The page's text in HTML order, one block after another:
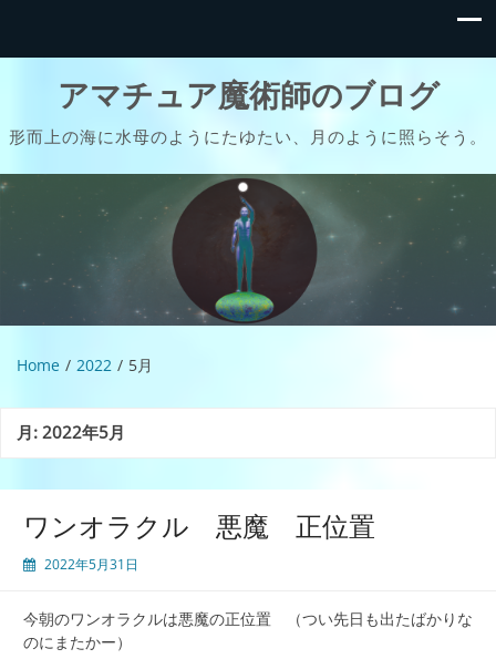
アマチュア魔術師のブログ
形而上の海に水母のようにたゆたい、月のように照らそう。
Home 2022 5月
月:2022年5月
ワンオラクル 悪魔 正位置
2022年5月31日
今朝のワンオラクルは悪魔の正位置 （つい先日も出たばかりな
のにまたかー）